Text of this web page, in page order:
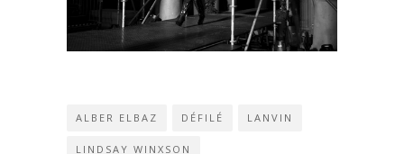
ALBER ELBAZ DÉFILÉ LANVIN
LINDSAY WINXSON